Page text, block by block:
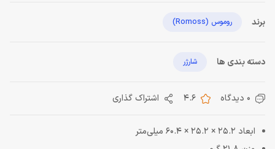
برند روموس (Romoss)
دسته بندی ها شارژر
0 دیدگاه 4.6 اشتراک گذاری
ابعاد 25.2 × 25.2 × 60.4 میلی‌متر